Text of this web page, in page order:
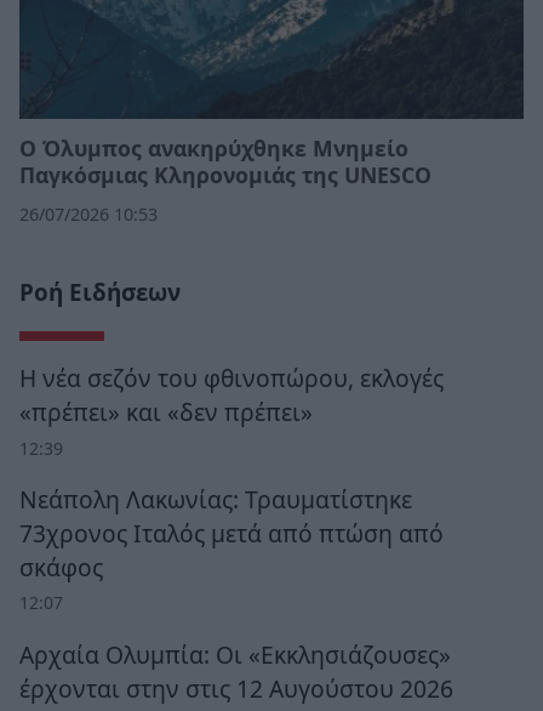
Ο Όλυμπος ανακηρύχθηκε Μνημείο
Παγκόσμιας Κληρονομιάς της UNESCO
26/07/2026 10:53
Ροή Ειδήσεων
Η νέα σεζόν του φθινοπώρου, εκλογές
«πρέπει» και «δεν πρέπει»
12:39
Νεάπολη Λακωνίας: Τραυματίστηκε
73χρονος Ιταλός μετά από πτώση από
σκάφος
12:07
Αρχαία Ολυμπία: Οι «Εκκλησιάζουσες»
έρχονται στην στις 12 Αυγούστου 2026